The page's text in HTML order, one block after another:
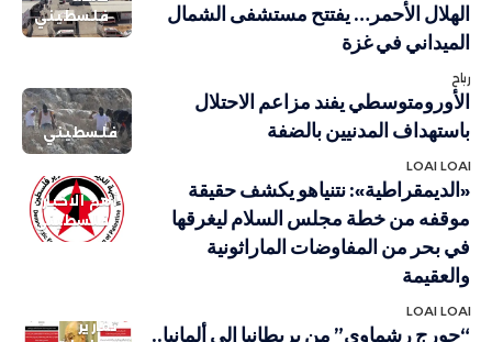
فلسطيني
الهلال الأحمر… يفتتح مستشفى الشمال
الميداني في غزة
رباح
فلسطيني
الأورومتوسطي يفند مزاعم الاحتلال
باستهداف المدنيين بالضفة
LOAI LOAI
أهم الاخبار
فلسطيني
«الديمقراطية»: نتنياهو يكشف حقيقة
موقفه من خطة مجلس السلام ليغرقها
في بحر من المفاوضات الماراثونية
والعقيمة
LOAI LOAI
تقارير
“جورج رشماوي” من بريطانيا إلى ألمانيا..